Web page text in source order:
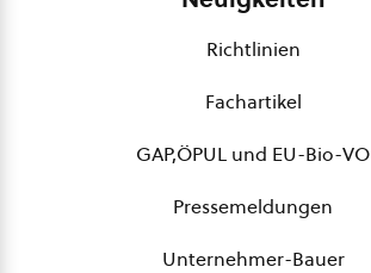
Richtlinien
Fachartikel
GAP,ÖPUL und EU-Bio-VO
Pressemeldungen
Unternehmer-Bauer